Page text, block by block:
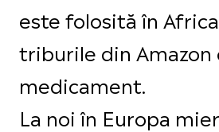
este folosită în
triburile din Amazon
medicament.
La noi în Europa